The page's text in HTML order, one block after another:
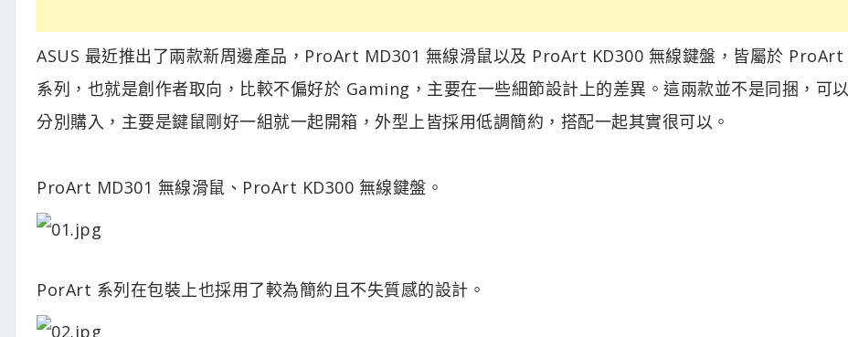
ASUS 最近推出了兩款新周邊產品，ProArt MD301 無線滑鼠以及 ProArt KD300 無線鍵盤，皆屬於 ProArt
系列，也就是創作者取向，比較不偏好於 Gaming，主要在一些細節設計上的差異。這兩款並不是同捆，可以
分別購入，主要是鍵鼠剛好一組就一起開箱，外型上皆採用低調簡約，搭配一起其實很可以。
ProArt MD301 無線滑鼠、ProArt KD300 無線鍵盤。
PorArt 系列在包裝上也採用了較為簡約且不失質感的設計。